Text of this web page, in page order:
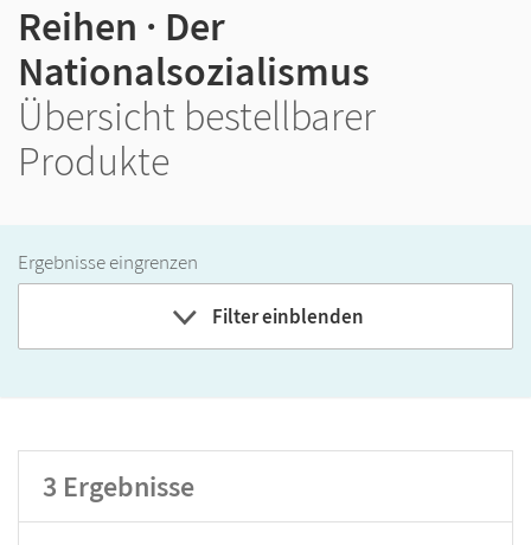
Reihen · Der
Nationalsozialismus
Übersicht bestellbarer
Produkte
Ergebnisse eingrenzen
Filter einblenden
Band
Klassenstufe
GER-Niveau
Produktart
3 Ergebnisse